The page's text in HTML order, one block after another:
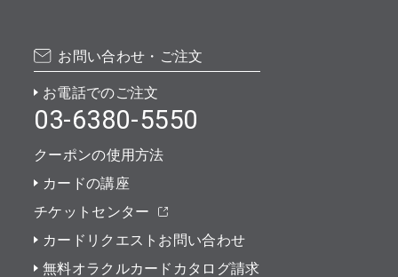
お問い合わせ・ご注文
お電話でのご注文
03-6380-5550
クーポンの使用方法
カードの講座
チケットセンター
カードリクエストお問い合わせ
無料オラクルカードカタログ請求